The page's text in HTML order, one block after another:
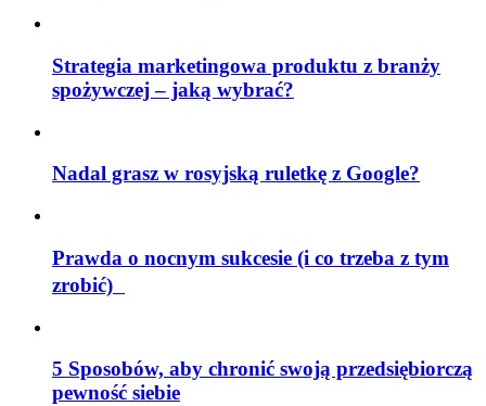
Strategia marketingowa produktu z branży
spożywczej – jaką wybrać?
Nadal grasz w rosyjską ruletkę z Google?
Prawda o nocnym sukcesie (i co trzeba z tym
zrobić)
5 Sposobów, aby chronić swoją przedsiębiorczą
pewność siebie